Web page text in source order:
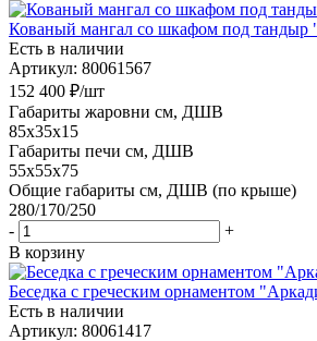
Кованый мангал со шкафом под тандыр
Есть в наличии
Артикул: 80061567
152 400 ₽/шт
Габариты жаровни см, ДШВ
85x35x15
Габариты печи см, ДШВ
55x55x75
Общие габариты см, ДШВ (по крыше)
280/170/250
-
+
В корзину
Беседка с греческим орнаментом
Есть в наличии
Артикул: 80061417